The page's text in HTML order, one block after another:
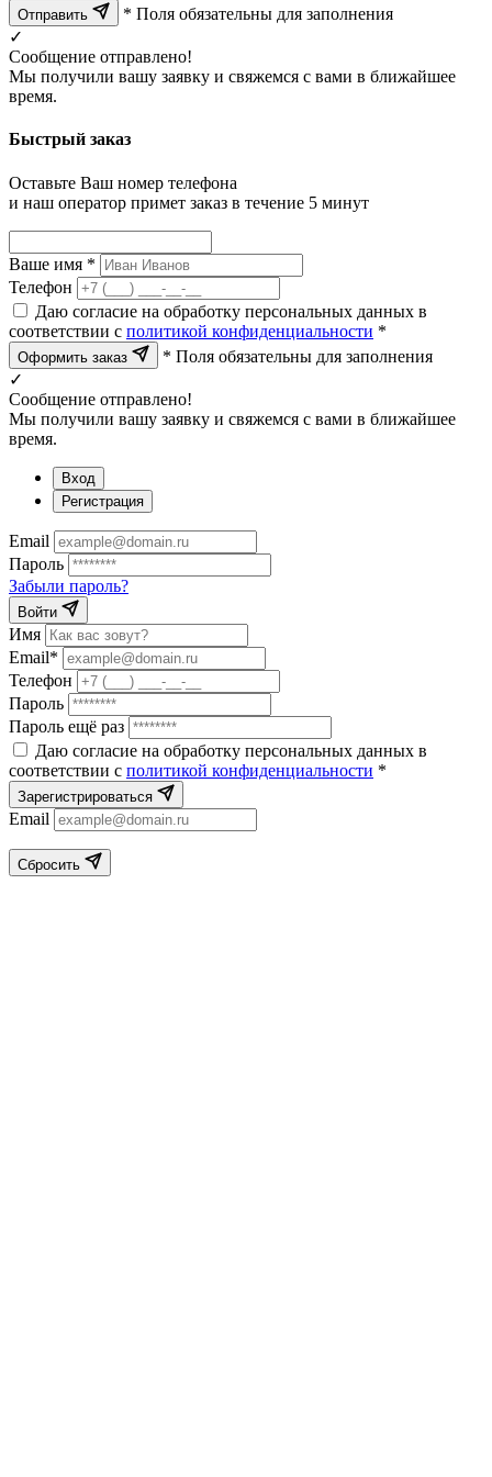
Отправить
* Поля обязательны для заполнения
✓
Сообщение отправлено!
Мы получили вашу заявку и свяжемся с вами в ближайшее
время.
Быстрый заказ
Оставьте Ваш номер телефона
и наш оператор примет заказ в течение 5 минут
Ваше имя *
Телефон
Даю согласие на обработку персональных данных в
соответствии с политикой конфиденциальности *
Оформить заказ
* Поля обязательны для заполнения
✓
Сообщение отправлено!
Мы получили вашу заявку и свяжемся с вами в ближайшее
время.
Вход
Регистрация
Email
Пароль
Забыли пароль?
Войти
Имя
Email*
Телефон
Пароль
Пароль ещё раз
Даю согласие на обработку персональных данных в
соответствии с политикой конфиденциальности *
Зарегистрироваться
Email
Сбросить